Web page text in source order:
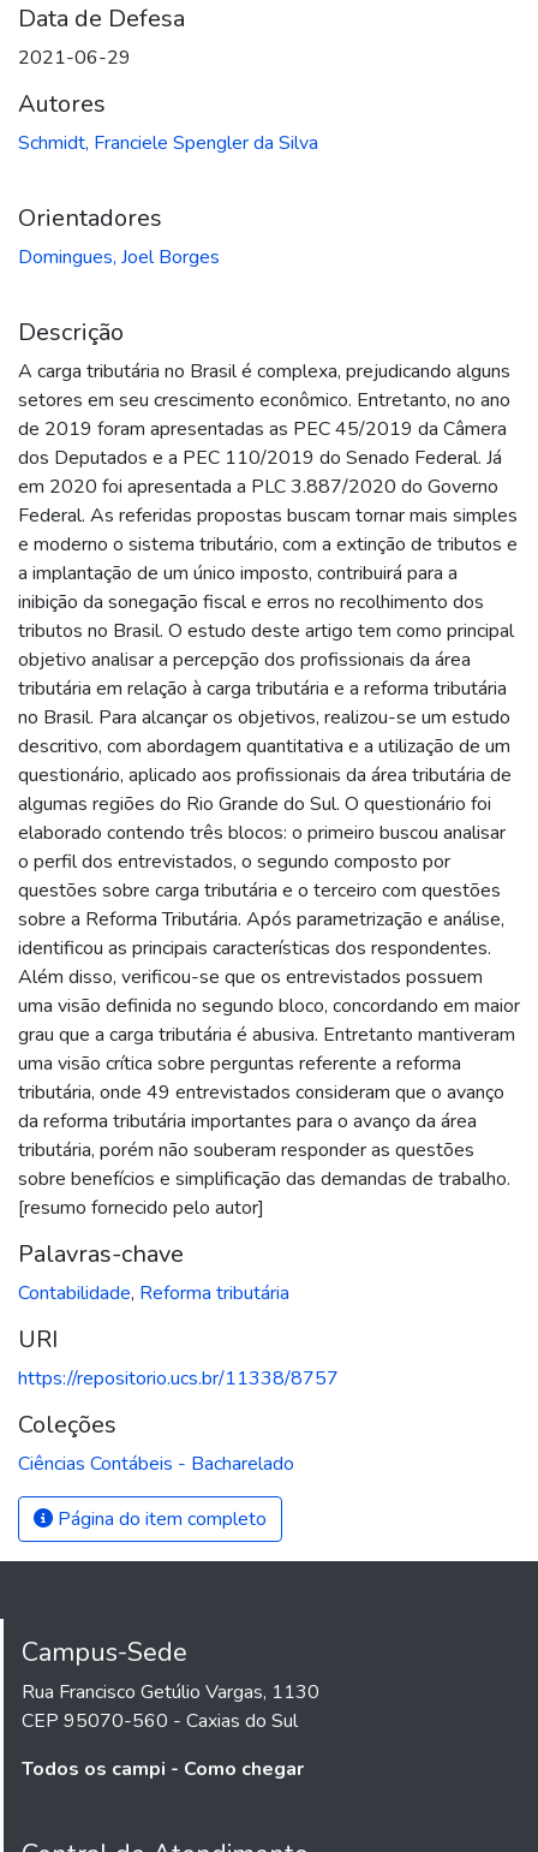
Data de Defesa
2021-06-29
Autores
Schmidt, Franciele Spengler da Silva
Orientadores
Domingues, Joel Borges
Descrição
A carga tributária no Brasil é complexa, prejudicando alguns
setores em seu crescimento econômico. Entretanto, no ano
de 2019 foram apresentadas as PEC 45/2019 da Câmera
dos Deputados e a PEC 110/2019 do Senado Federal. Já
em 2020 foi apresentada a PLC 3.887/2020 do Governo
Federal. As referidas propostas buscam tornar mais simples
e moderno o sistema tributário, com a extinção de tributos e
a implantação de um único imposto, contribuirá para a
inibição da sonegação fiscal e erros no recolhimento dos
tributos no Brasil. O estudo deste artigo tem como principal
objetivo analisar a percepção dos profissionais da área
tributária em relação à carga tributária e a reforma tributária
no Brasil. Para alcançar os objetivos, realizou-se um estudo
descritivo, com abordagem quantitativa e a utilização de um
questionário, aplicado aos profissionais da área tributária de
algumas regiões do Rio Grande do Sul. O questionário foi
elaborado contendo três blocos: o primeiro buscou analisar
o perfil dos entrevistados, o segundo composto por
questões sobre carga tributária e o terceiro com questões
sobre a Reforma Tributária. Após parametrização e análise,
identificou as principais características dos respondentes.
Além disso, verificou-se que os entrevistados possuem
uma visão definida no segundo bloco, concordando em maior
grau que a carga tributária é abusiva. Entretanto mantiveram
uma visão crítica sobre perguntas referente a reforma
tributária, onde 49 entrevistados consideram que o avanço
da reforma tributária importantes para o avanço da área
tributária, porém não souberam responder as questões
sobre benefícios e simplificação das demandas de trabalho.
[resumo fornecido pelo autor]
Palavras-chave
Contabilidade, Reforma tributária
URI
https://repositorio.ucs.br/11338/8757
Coleções
Ciências Contábeis - Bacharelado
Página do item completo
Campus-Sede
Rua Francisco Getúlio Vargas, 1130
CEP 95070-560 - Caxias do Sul
Todos os campi - Como chegar